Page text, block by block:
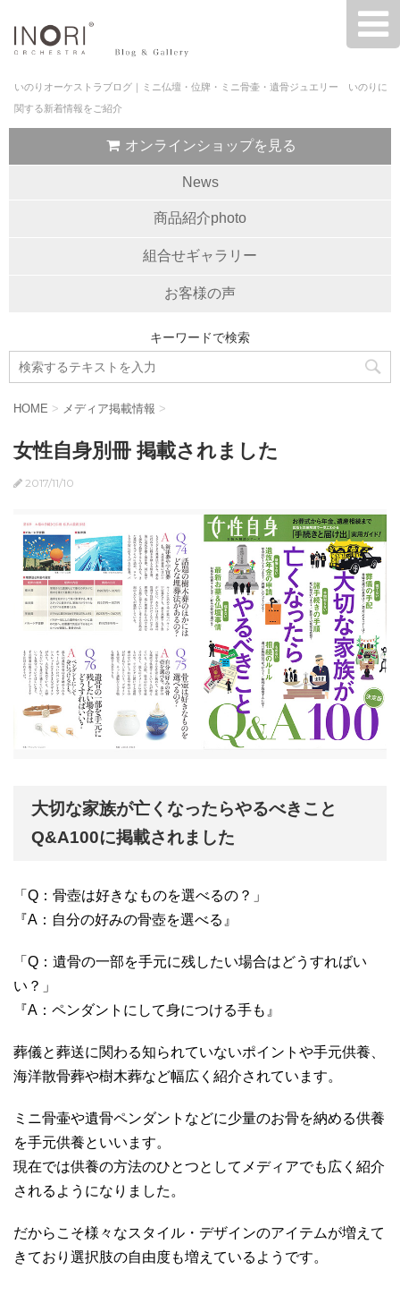
いのりオーケストラブログ｜ミニ仏壇・位牌・ミニ骨壷・遺骨ジュエリー いのりに
関する新着情報をご紹介
オンラインショップを見る
News
商品紹介photo
組合せギャラリー
お客様の声
キーワードで検索
HOME > メディア掲載情報 >
女性自身別冊 掲載されました
2017/11/10
大切な家族が亡くなったらやるべきこと
Q&A100に掲載されました
「Q：骨壺は好きなものを選べるの？」
『A：自分の好みの骨壺を選べる』
「Q：遺骨の一部を手元に残したい場合はどうすればい
い？」
『A：ペンダントにして身につける手も』
葬儀と葬送に関わる知られていないポイントや手元供養、
海洋散骨葬や樹木葬など幅広く紹介されています。
ミニ骨壷や遺骨ペンダントなどに少量のお骨を納める供養
を手元供養といいます。
現在では供養の方法のひとつとしてメディアでも広く紹介
されるようになりました。
だからこそ様々なスタイル・デザインのアイテムが増えて
きており選択肢の自由度も増えているようです。